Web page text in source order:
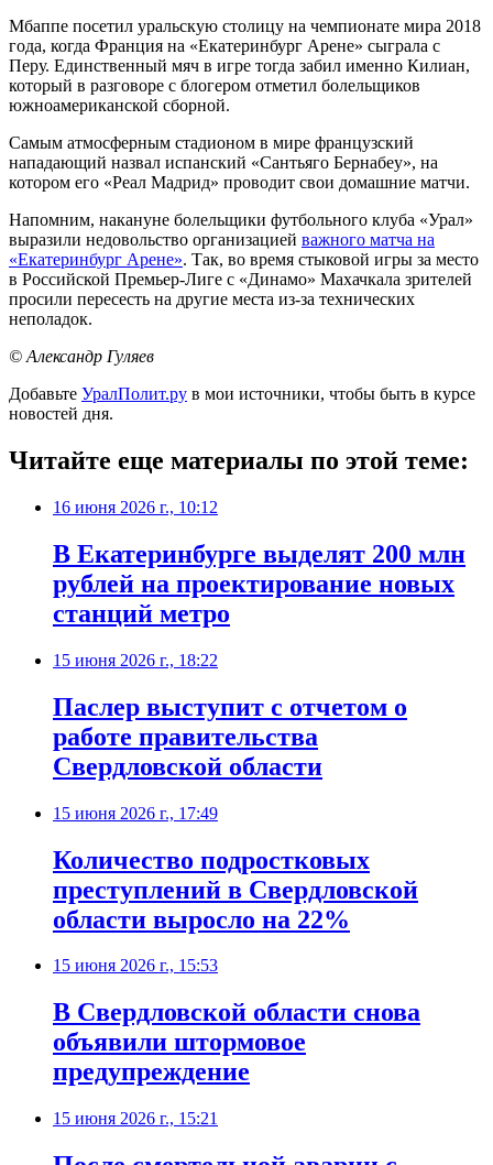
Мбаппе посетил уральскую столицу на чемпионате мира 2018
года, когда Франция на «Екатеринбург Арене» сыграла с
Перу. Единственный мяч в игре тогда забил именно Килиан,
который в разговоре с блогером отметил болельщиков
южноамериканской сборной.
Самым атмосферным стадионом в мире французский
нападающий назвал испанский «Сантьяго Бернабеу», на
котором его «Реал Мадрид» проводит свои домашние матчи.
Напомним, накануне болельщики футбольного клуба «Урал»
выразили недовольство организацией важного матча на
«Екатеринбург Арене». Так, во время стыковой игры за место
в Российской Премьер-Лиге с «Динамо» Махачкала зрителей
просили пересесть на другие места из-за технических
неполадок.
© Александр Гуляев
Добавьте УралПолит.ру в мои источники, чтобы быть в курсе
новостей дня.
Читайте еще материалы по этой теме:
16 июня 2026 г., 10:12
В Екатеринбурге выделят 200 млн
рублей на проектирование новых
станций метро
15 июня 2026 г., 18:22
Паслер выступит с отчетом о
работе правительства
Свердловской области
15 июня 2026 г., 17:49
Количество подростковых
преступлений в Свердловской
области выросло на 22%
15 июня 2026 г., 15:53
В Свердловской области снова
объявили штормовое
предупреждение
15 июня 2026 г., 15:21